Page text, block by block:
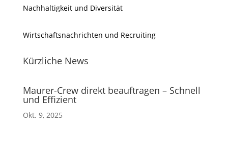
Nachhaltigkeit und Diversität
Wirtschaftsnachrichten und Recruiting
Kürzliche News
Maurer-Crew direkt beauftragen – Schnell
und Effizient
Okt. 9, 2025